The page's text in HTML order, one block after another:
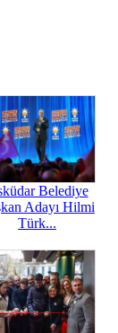
Belediye
Adayı Hilmi
Türk...